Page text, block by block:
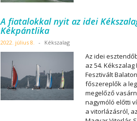
A fiatalokkal nyit az idei
Kékpántlika
2022. július 8. - Kékszalag
Az idei
az 54.
Fesztivált
főszereplők a
megelőző
nagymóló előtti
a vitorlázásról,